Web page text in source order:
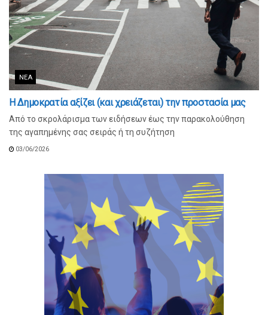
ΝΈΑ
Η Δημοκρατία αξίζει (και χρειάζεται) την προστασία μας
Από το σκρολάρισμα των ειδήσεων έως την παρακολούθηση
της αγαπημένης σας σειράς ή τη συζήτηση
03/06/2026